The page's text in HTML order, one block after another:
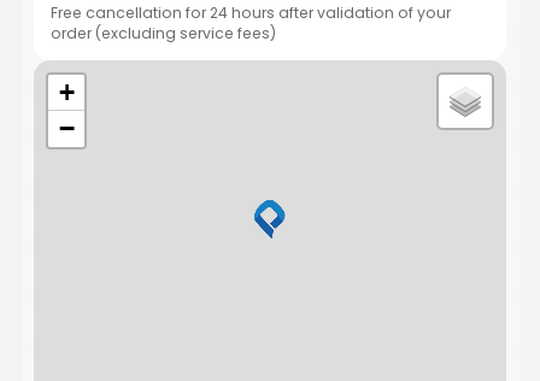
Free cancellation for 24 hours after validation of your
order (excluding service fees)
+
−